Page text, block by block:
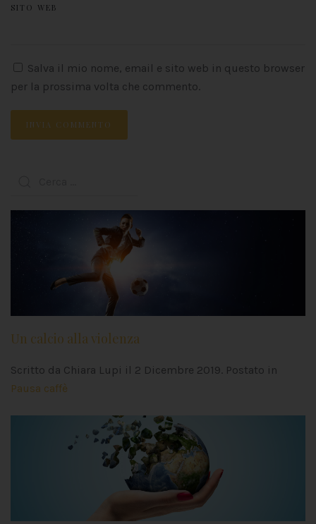
SITO WEB
Salva il mio nome, email e sito web in questo browser
per la prossima volta che commento.
INVIA COMMENTO
Un calcio alla violenza
Scritto da Chiara Lupi il 2 Dicembre 2019. Postato in
Pausa caffè